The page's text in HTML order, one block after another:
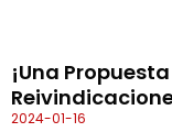
¡Una
2024-01-16